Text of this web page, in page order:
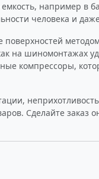
например в
человека и
на шиномонтажах
компрессоры,
Сделайте заказ